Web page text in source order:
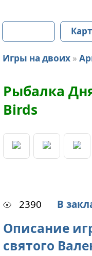
Игры на двоих »
Рыбалка
Birds
2390 В
Описание
святого